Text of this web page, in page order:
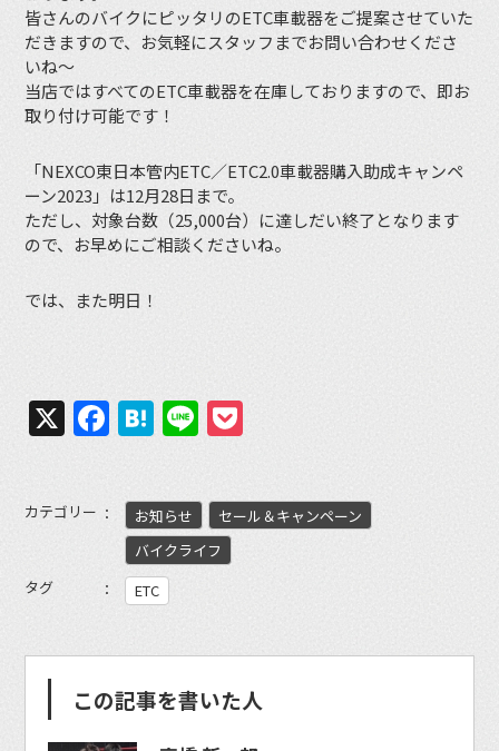
皆さんのバイクにピッタリのETC車載器をご提案させていた
だきますので、お気軽にスタッフまでお問い合わせくださ
いね〜
当店ではすべてのETC車載器を在庫しておりますので、即お
取り付け可能です！
「NEXCO東日本管内ETC／ETC2.0車載器購入助成キャンペ
ーン2023」は12月28日まで。
ただし、対象台数（25,000台）に達しだい終了となります
ので、お早めにご相談くださいね。
では、また明日！
X Facebook
Hatena
Line
カテゴリー お知らせ
セール＆キャンペーン
バイクライフ
タグ
ETC
この記事を書いた人